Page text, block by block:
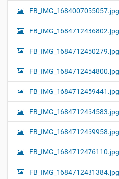
FB_IMG_1684007055057.jpg
FB_IMG_1684712436802.jpg
FB_IMG_1684712450279.jpg
FB_IMG_1684712454800.jpg
FB_IMG_1684712459441.jpg
FB_IMG_1684712464583.jpg
FB_IMG_1684712469958.jpg
FB_IMG_1684712476110.jpg
FB_IMG_1684712481384.jpg